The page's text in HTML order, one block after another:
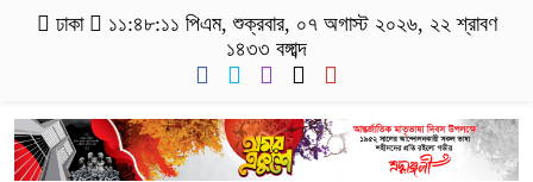
ঢাকা ১১:৪৮:১১ পিএম, শুক্রবার, ০৭ অগাস্ট ২০২৬, ২২ শ্রাবণ
১৪৩৩ বঙ্গাব্দ